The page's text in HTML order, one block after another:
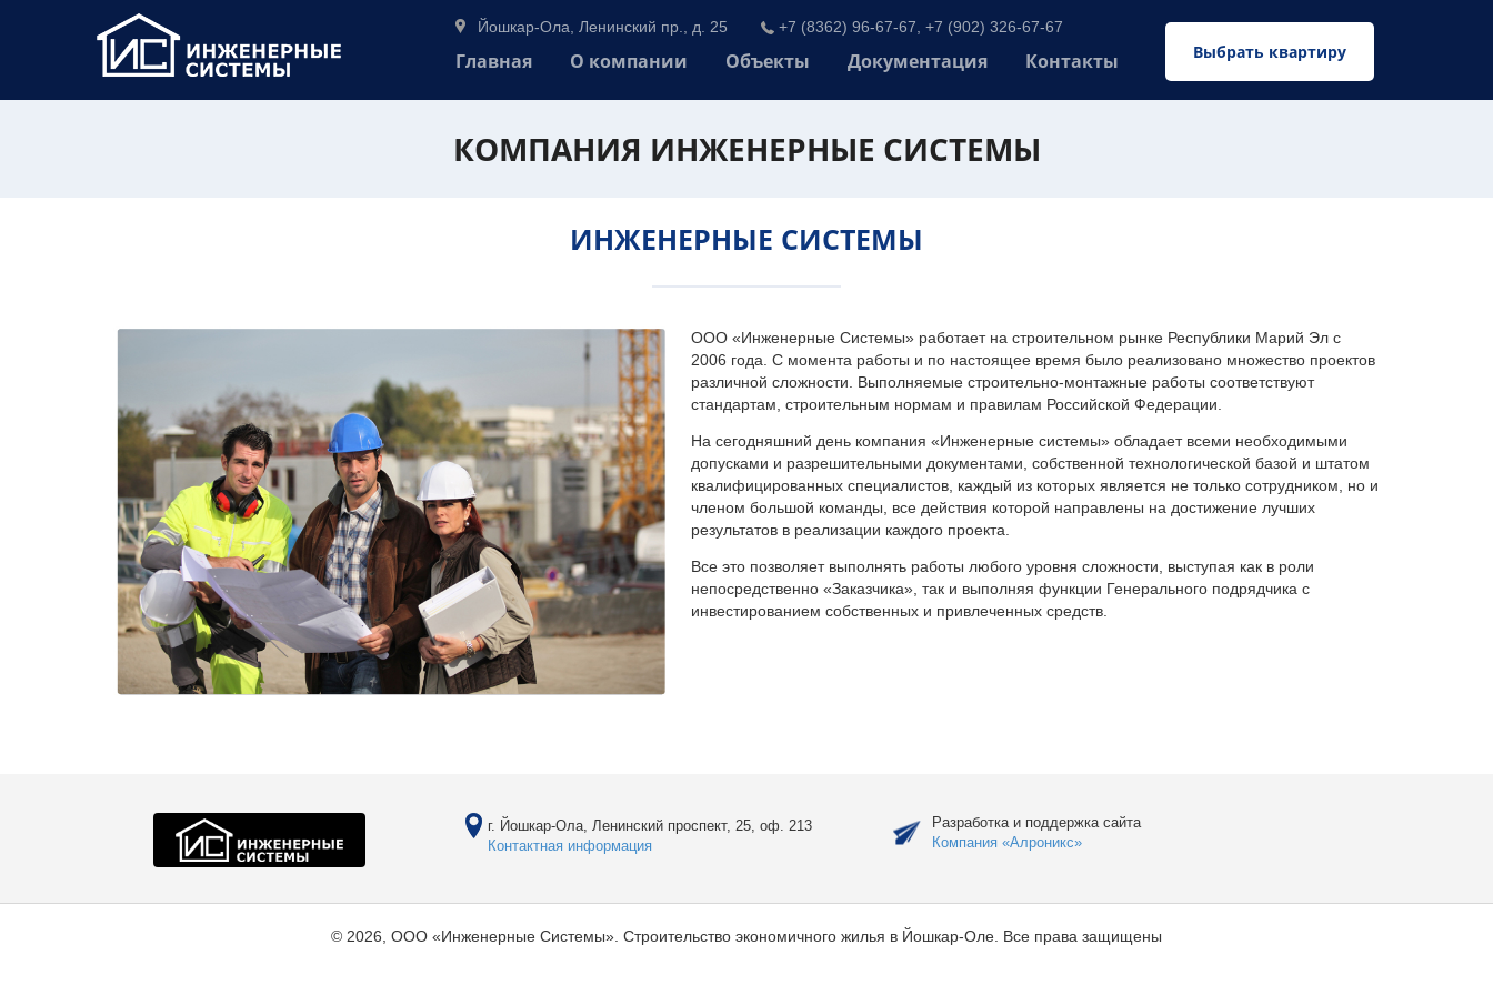
Выбрать квартиру
Йошкар-Ола, Ленинский пр., д. 25 +7 (8362) 96-67-67, +7 (902) 326-67-67
Главная О компании Объекты Документация Контакты
КОМПАНИЯ ИНЖЕНЕРНЫЕ СИСТЕМЫ
ИНЖЕНЕРНЫЕ СИСТЕМЫ
ООО «Инженерные Системы» работает на строительном рынке Республики Марий Эл с
2006 года. С момента работы и по настоящее время было реализовано множество проектов
различной сложности. Выполняемые строительно-монтажные работы соответствуют
стандартам, строительным нормам и правилам Российской Федерации.
На сегодняшний день компания «Инженерные системы» обладает всеми необходимыми
допусками и разрешительными документами, собственной технологической базой и штатом
квалифицированных специалистов, каждый из которых является не только сотрудником, но и
членом большой команды, все действия которой направлены на достижение лучших
результатов в реализации каждого проекта.
Все это позволяет выполнять работы любого уровня сложности, выступая как в роли
непосредственно «Заказчика», так и выполняя функции Генерального подрядчика с
инвестированием собственных и привлеченных средств.
г. Йошкар-Ола, Ленинский проспект, 25, оф. 213
Контактная информация
Разработка и поддержка сайта
Компания «Алроникс»
© 2026, ООО «Инженерные Системы». Строительство экономичного жилья в Йошкар-Оле. Все права защищены